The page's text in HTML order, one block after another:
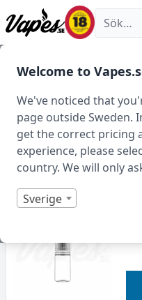
Welcome to
We've noticed that
page outside Sweden.
get the correct pricing
experience, please
country. We will only
Sverige
Vapes.se
Hem/ Produkt Typ /
FLASKA (FÖR
Filtrera & sortera
Visar 11 produkter av 11